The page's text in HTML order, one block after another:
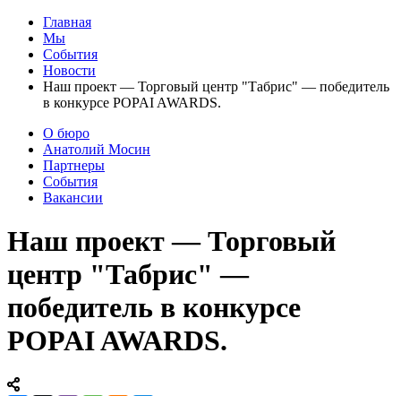
Главная
Мы
События
Новости
Наш проект — Торговый центр "Табрис" — победитель
в конкурсе POPAI AWARDS.
О бюро
Анатолий Мосин
Партнеры
События
Вакансии
Наш проект — Торговый
центр "Табрис" —
победитель в конкурсе
POPAI AWARDS.